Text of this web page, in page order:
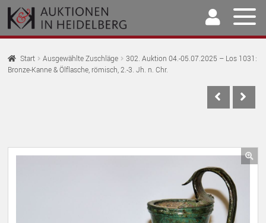
Zur
Navigation
springen
Springe
zum
Inhalt
Home
Start Ausgewählte Zuschläge
302. Auktion 04.-05.07.2025 – Los 1031:
Bronze-Kanne & Ölflasche, römisch, 2.-3. Jh. n. Chr.